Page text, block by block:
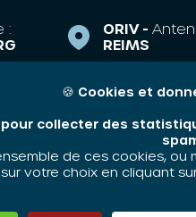
:
ORIV -
REIMS
Eisenhower
06 48 58
🍪 Cookies et
collecter des
de ces cookies, ou
votre choix en cliquant